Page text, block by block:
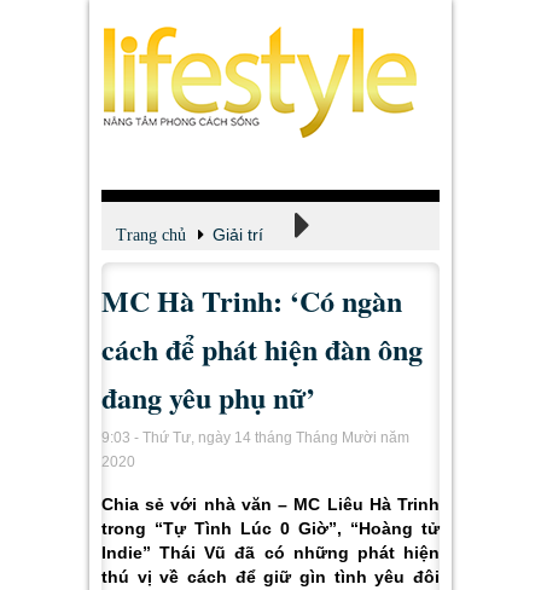
Trang chủ Giải trí
Xem - Nghe - Đọc
MC Hà Trinh: ‘Có ngàn
cách để phát hiện đàn ông
đang yêu phụ nữ’
9:03 - Thứ Tư, ngày 14 tháng Tháng Mười năm
2020
Chia sẻ với nhà văn – MC Liêu Hà Trinh
trong “Tự Tình Lúc 0 Giờ”, “Hoàng tử
Indie” Thái Vũ đã có những phát hiện
thú vị về cách để giữ gìn tình yêu đôi